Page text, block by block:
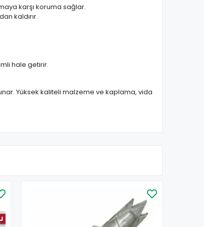
karşı koruma sağlar.
kaldırır.
hale getirir.
Yüksek kaliteli malzeme ve kaplama, vida